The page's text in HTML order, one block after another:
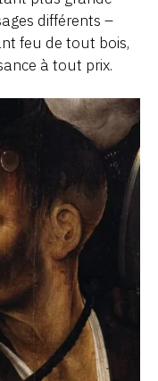
différents –
feu de tout bois,
à tout prix.